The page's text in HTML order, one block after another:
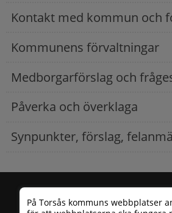
På Torsås kommuns webbplatser
Kontakt med kommun och
Kommunens förvaltningar
Medborgarförslag och
Påverka och överklaga
Synpunkter, förslag,